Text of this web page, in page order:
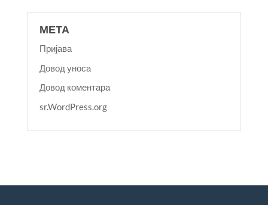
МЕТА
Пријава
Довод уноса
Довод коментара
sr.WordPress.org